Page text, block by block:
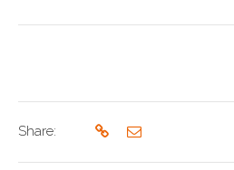
Share: